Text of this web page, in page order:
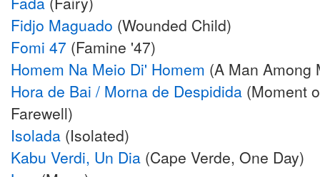
Fidjo Maguado (Wounded Child)
Fomi 47 (Famine '47)
Homem Na Meio Di' Homem (A Man Among
Hora de Bai / Morna de Despidida (Moment
Farewell)
Isolada (Isolated)
Kabu Verdi, Un Dia (Cape Verde, One Day)